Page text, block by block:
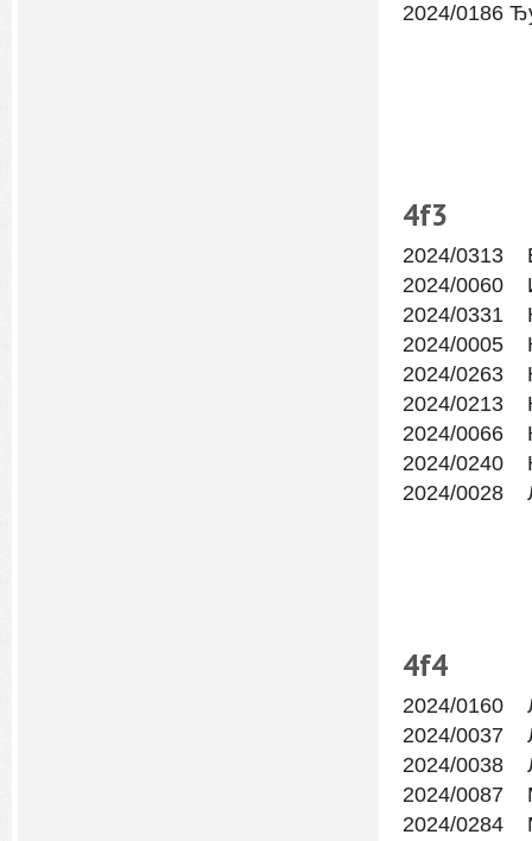
2024/0186
4f3
2024/0313
2024/0060
2024/0331
2024/0005
2024/0263
2024/0213
2024/0066
2024/0240
2024/0028
4f4
2024/0160
2024/0037
2024/0038
2024/0087
2024/0284